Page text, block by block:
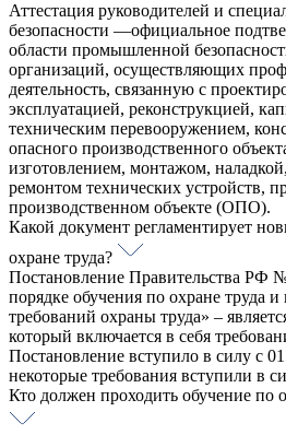
Аттестация руководителей и
безопасности —официальное
области промышленной
организаций, осуществляющих
деятельность, связанную с
эксплуатацией, реконструкцией,
техническим перевооружением,
опасного производственного
изготовлением, монтажом,
ремонтом технических устройств,
производственном объекте (ОПО).
Какой документ регламентирует
охране труда?
Постановление Правительства РФ
порядке обучения по охране труда
требований охраны труда» –
который включается в себя
Постановление вступило в силу с
некоторые требования вступили в
Кто должен проходить обучение по